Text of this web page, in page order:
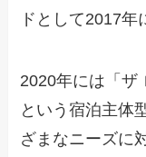
ドとして2017年
2020年には「ザ
という宿泊主体
ざまなニーズに